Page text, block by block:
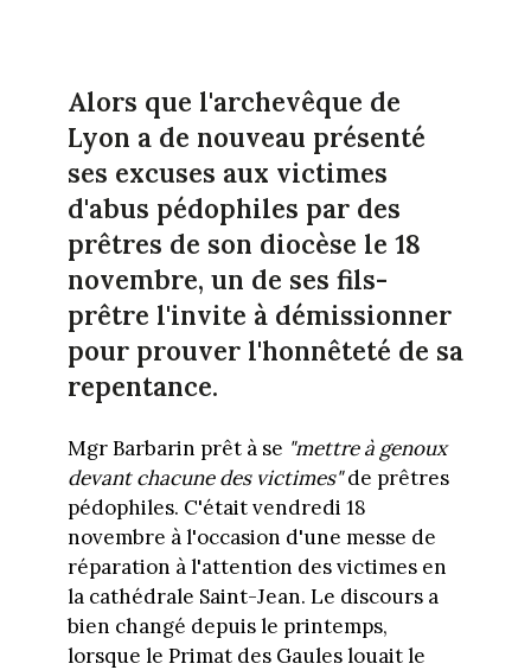
Alors que l'archevêque de
Lyon a de nouveau présenté
ses excuses aux victimes
d'abus pédophiles par des
prêtres de son diocèse le 18
novembre, un de ses fils-
prêtre l'invite à démissionner
pour prouver l'honnêteté de sa
repentance.
Mgr Barbarin prêt à se "mettre à genoux
devant chacune des victimes"de prêtres
pédophiles. C'était vendredi 18
novembre à l'occasion d'une messe de
réparation à l'attention des victimes en
la cathédrale Saint-Jean. Le discours a
bien changé depuis le printemps,
lorsque le Primat des Gaules louait le